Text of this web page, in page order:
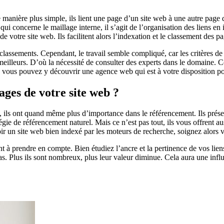
plus simple, ils lient une page d’un site web à une autre
concerne le maillage interne, il s’agit de l’organisation des liens
votre site web. Ils facilitent alors l’indexation et le classement des
Cependant, le travail semble compliqué, car les critères
D’où la nécessité de consulter des experts dans le domaine.
vous pouvez y découvrir une agence web qui est à votre disposition
de votre site web ?
ont quand même plus d’importance dans le référencement. Ils
de référencement naturel. Mais ce n’est pas tout, ils vous offrent
un site web bien indexé par les moteurs de recherche, soignez alors
à prendre en compte. Bien étudiez l’ancre et la pertinence de vos
Plus ils sont nombreux, plus leur valeur diminue. Cela aura une